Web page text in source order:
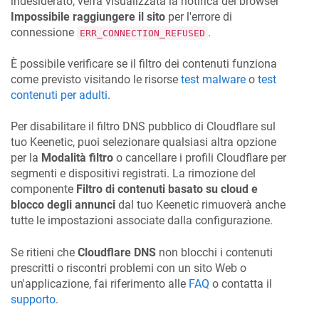
Impossibile raggiungere il sito per l'errore di
connessione ERR_CONNECTION_REFUSED .
È possibile verificare se il filtro dei contenuti funziona
come previsto visitando le risorse test malware o test
contenuti per adulti.
Per disabilitare il filtro DNS pubblico di Cloudflare sul
tuo Keenetic, puoi selezionare qualsiasi altra opzione
per la Modalità filtro o cancellare i profili Cloudflare per
segmenti e dispositivi registrati. La rimozione del
componente Filtro di contenuti basato su cloud e
blocco degli annunci dal tuo Keenetic rimuoverà anche
tutte le impostazioni associate dalla configurazione.
Se ritieni che Cloudflare DNS non blocchi i contenuti
prescritti o riscontri problemi con un sito Web o
un'applicazione, fai riferimento alle FAQ o contatta il
supporto.